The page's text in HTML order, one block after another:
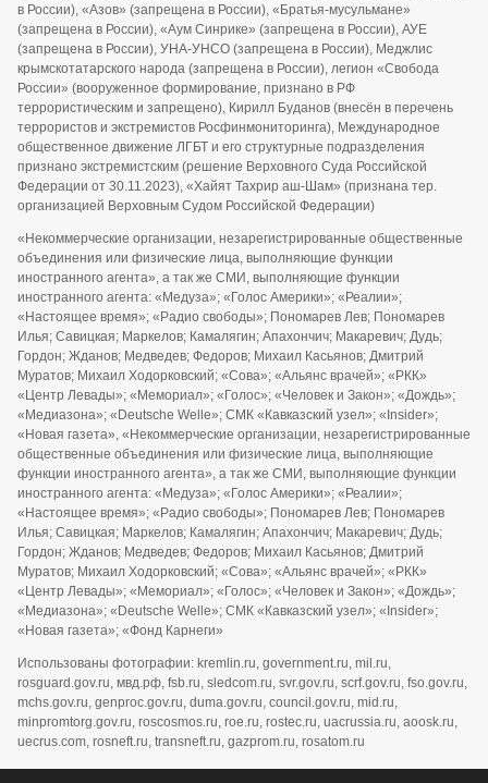
в России), «Азов» (запрещена в России), «Братья-мусульмане»
(запрещена в России), «Аум Синрике» (запрещена в России), АУЕ
(запрещена в России), УНА-УНСО (запрещена в России), Меджлис
крымскотатарского народа (запрещена в России), легион «Свобода
России» (вооруженное формирование, признано в РФ
террористическим и запрещено), Кирилл Буданов (внесён в перечень
террористов и экстремистов Росфинмониторинга), Международное
общественное движение ЛГБТ и его структурные подразделения
признано экстремистским (решение Верховного Суда Российской
Федерации от 30.11.2023), «Хайят Тахрир аш-Шам» (признана тер.
организацией Верховным Судом Российской Федерации)
«Некоммерческие организации, незарегистрированные общественные
объединения или физические лица, выполняющие функции
иностранного агента», а так же СМИ, выполняющие функции
иностранного агента: «Медуза»; «Голос Америки»; «Реалии»;
«Настоящее время»; «Радио свободы»; Пономарев Лев; Пономарев
Илья; Савицкая; Маркелов; Камалягин; Апахончич; Макаревич; Дудь;
Гордон; Жданов; Медведев; Федоров; Михаил Касьянов; Дмитрий
Муратов; Михаил Ходорковский; «Сова»; «Альянс врачей»; «РКК»
«Центр Левады»; «Мемориал»; «Голос»; «Человек и Закон»; «Дождь»;
«Медиазона»; «Deutsche Welle»; СМК «Кавказский узел»; «Insider»;
«Новая газета», «Некоммерческие организации, незарегистрированные
общественные объединения или физические лица, выполняющие
функции иностранного агента», а так же СМИ, выполняющие функции
иностранного агента: «Медуза»; «Голос Америки»; «Реалии»;
«Настоящее время»; «Радио свободы»; Пономарев Лев; Пономарев
Илья; Савицкая; Маркелов; Камалягин; Апахончич; Макаревич; Дудь;
Гордон; Жданов; Медведев; Федоров; Михаил Касьянов; Дмитрий
Муратов; Михаил Ходорковский; «Сова»; «Альянс врачей»; «РКК»
«Центр Левады»; «Мемориал»; «Голос»; «Человек и Закон»; «Дождь»;
«Медиазона»; «Deutsche Welle»; СМК «Кавказский узел»; «Insider»;
«Новая газета»; «Фонд Карнеги»
Использованы фотографии: kremlin.ru, government.ru, mil.ru,
rosguard.gov.ru, мвд.рф, fsb.ru, sledcom.ru, svr.gov.ru, scrf.gov.ru, fso.gov.ru,
mchs.gov.ru, genproc.gov.ru, duma.gov.ru, council.gov.ru, mid.ru,
minpromtorg.gov.ru, roscosmos.ru, roe.ru, rostec.ru, uacrussia.ru, aoosk.ru,
uecrus.com, rosneft.ru, transneft.ru, gazprom.ru, rosatom.ru